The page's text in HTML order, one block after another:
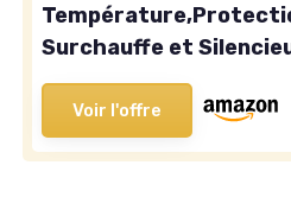
Surchauffe et
Voir l'offre